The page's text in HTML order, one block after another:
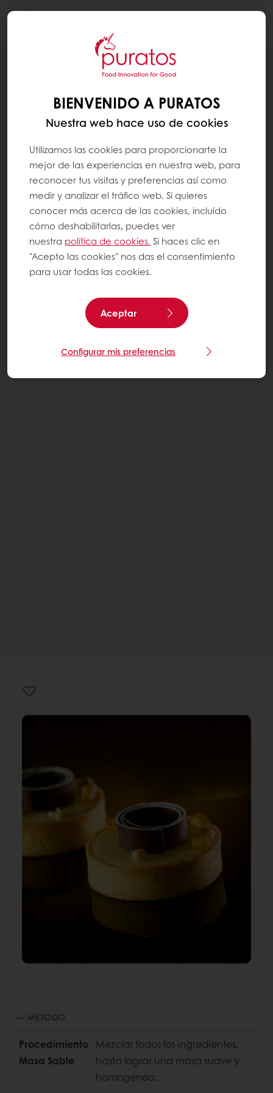
CHOCOLATE
MÉTODO
Procedimiento
Masa Sable
Mezclar todos los ingredientes,
hasta lograr una masa suave y
homogénea.
BIENVENIDO A PURATOS
Nuestra web hace uso de cookies
Utilizamos las cookies para proporcionarte la
mejor de las experiencias en nuestra web, para
reconocer tus visitas y preferencias así como
medir y analizar el tráfico web. Si quieres
conocer más acerca de las cookies, incluído
cómo deshabilitarlas, puedes ver
nuestra política de cookies. Si haces clic en
"Acepto las cookies" nos das el consentimiento
para usar todas las cookies.
Aceptar
Configurar mis preferencias